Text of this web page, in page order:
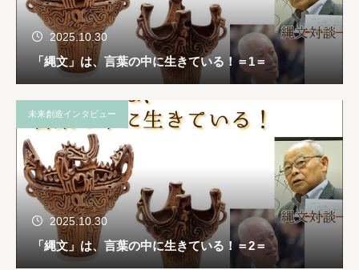
2025.10.30
「縄文」は、言葉の中に生きている！＝1＝
未来創造インタビュー
2025.10.30
「縄文」は、言葉の中に生きている！＝2＝